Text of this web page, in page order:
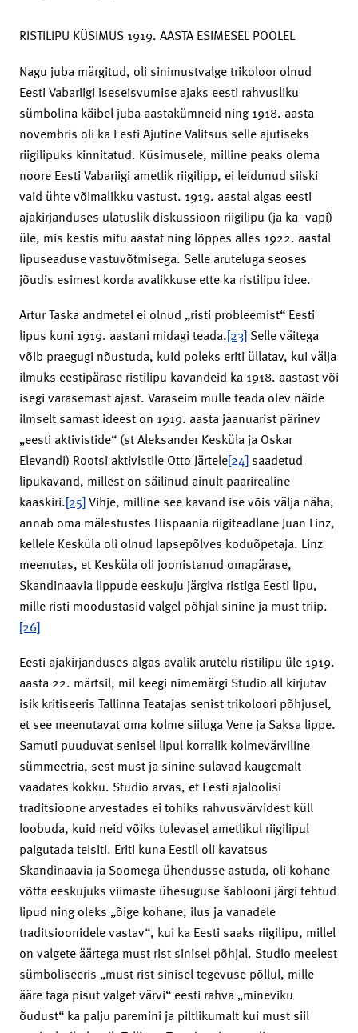
RISTILIPU KÜSIMUS 1919. AASTA ESIMESEL POOLEL
Nagu juba märgitud, oli sinimustvalge trikoloor olnud
Eesti Vabariigi iseseisvumise ajaks eesti rahvusliku
sümbolina käibel juba aastakümneid ning 1918. aasta
novembris oli ka Eesti Ajutine Valitsus selle ajutiseks
riigilipuks kinnitatud. Küsimusele, milline peaks olema
noore Eesti Vabariigi ametlik riigilipp, ei leidunud siiski
vaid ühte võimalikku vastust. 1919. aastal algas eesti
ajakirjanduses ulatuslik diskussioon riigilipu (ja ka -vapi)
üle, mis kestis mitu aastat ning lõppes alles 1922. aastal
lipuseaduse vastuvõtmisega. Selle aruteluga seoses
jõudis esimest korda avalikkuse ette ka ristilipu idee.
Artur Taska andmetel ei olnud „risti probleemist“ Eesti
lipus kuni 1919. aastani midagi teada.[23] Selle väitega
võib praegugi nõustuda, kuid poleks eriti üllatav, kui välja
ilmuks eestipärase ristilipu kavandeid ka 1918. aastast või
isegi varasemast ajast. Varaseim mulle teada olev näide
ilmselt samast ideest on 1919. aasta jaanuarist pärinev
„eesti aktivistide“ (st Aleksander Kesküla ja Oskar
Elevandi) Rootsi aktivistile Otto Järtele[24] saadetud
lipukavand, millest on säilinud ainult paarirealine
kaaskiri.[25]Vihje, milline see kavand ise võis välja näha,
annab oma mälestustes Hispaania riigiteadlane Juan Linz,
kellele Kesküla oli olnud lapsepõlves koduõpetaja. Linz
meenutas, et Kesküla oli joonistanud omapärase,
Skandinaavia lippude eeskuju järgiva ristiga Eesti lipu,
mille risti moodustasid valgel põhjal sinine ja must triip.
[26]
Eesti ajakirjanduses algas avalik arutelu ristilipu üle 1919.
aasta 22. märtsil, mil keegi nimemärgi Studio all kirjutav
isik kritiseeris Tallinna Teatajas senist trikoloori põhjusel,
et see meenutavat oma kolme siiluga Vene ja Saksa lippe.
Samuti puuduvat senisel lipul korralik kolmevärviline
sümmeetria, sest must ja sinine sulavad kaugemalt
vaadates kokku. Studio arvas, et Eesti ajaloolisi
traditsioone arvestades ei tohiks rahvusvärvidest küll
loobuda, kuid neid võiks tulevasel ametlikul riigilipul
paigutada teisiti. Eriti kuna Eestil oli kavatsus
Skandinaavia ja Soomega ühendusse astuda, oli kohane
võtta eeskujuks viimaste ühesuguse šablooni järgi tehtud
lipud ning oleks „õige kohane, ilus ja vanadele
traditsioonidele vastav“, kui ka Eesti saaks riigilipu, millel
on valgete äärtega must rist sinisel põhjal. Studio meelest
sümboliseeris „must rist sinisel tegevuse põllul, mille
ääre taga pisut valget värvi“ eesti rahva „mineviku
õudust“ ka palju paremini ja piltlikumalt kui must siil